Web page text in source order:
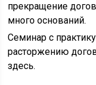
прекращение
много оснований.
Семинар с
расторжению
здесь.